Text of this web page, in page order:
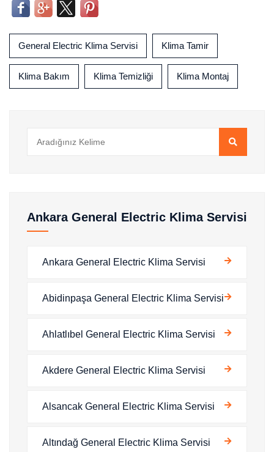
General Electric Klima Servisi Klima Tamir
Klima Bakım Klima Temizliği Klima Montaj
Ankara General Electric Klima Servisi
Ankara General Electric Klima Servisi
Abidinpaşa General Electric Klima Servisi
Ahlatlıbel General Electric Klima Servisi
Akdere General Electric Klima Servisi
Alsancak General Electric Klima Servisi
Altındağ General Electric Klima Servisi